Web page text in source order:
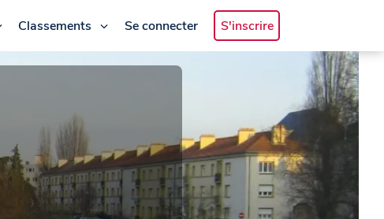
Classements Se connecter S'inscrire